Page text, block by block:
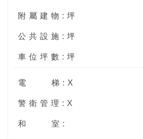
附 屬 建 物 : 坪
公 共 設 施 : 坪
車 位 坪 數 : 坪
電 梯 : X
警 衛 管 理 : X
和 室 :